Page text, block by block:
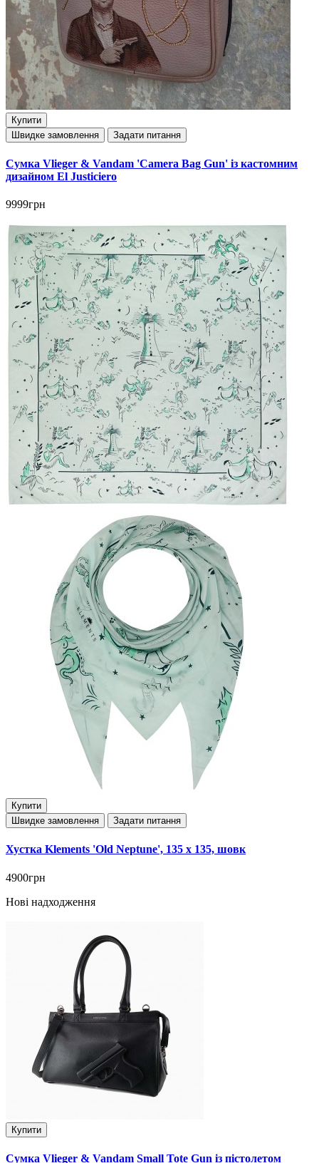
Купити
Швидке замовлення
Задати питання
Сумка Vlieger & Vandam 'Camera Bag Gun' із кастомним
дизайном El Justiciero
9999грн
Купити
Швидке замовлення
Задати питання
Хустка Klements 'Old Neptune', 135 x 135, шовк
4900грн
Нові надходження
Купити
Сумка Vlieger & Vandam Small Tote Gun із пістолетом